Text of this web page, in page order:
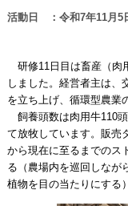
活動日 ：令和7年11月5
研修11日目は畜産（肉
しました。経営者主は、
を立ち上げ、循環型農業
飼養頭数は肉用牛110
て放牧しています。販売
から現在に至るまでのス
る（農場内を巡回しなが
植物を目の当たりにする